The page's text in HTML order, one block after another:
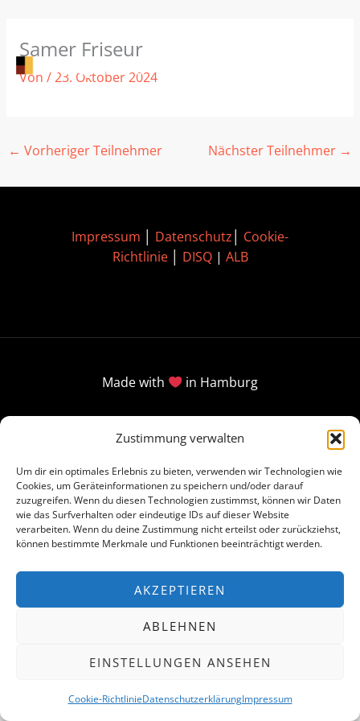
Zustimmung verwalten
Um dir ein optimales Erlebnis zu bieten, verwenden wir Technologien wie
Cookies, um Geräteinformationen zu speichern und/oder darauf
zuzugreifen. Wenn du diesen Technologien zustimmst, können wir Daten
wie das Surfverhalten oder eindeutige IDs auf dieser Website
verarbeiten. Wenn du deine Zustimmung nicht erteilst oder zurückziehst,
können bestimmte Merkmale und Funktionen beeinträchtigt werden.
AKZEPTIEREN
ABLEHNEN
EINSTELLUNGEN ANSEHEN
Cookie-RichtlinieDatenschutzerklärungImpressum
Inhalt
springen
Samer Friseur
Von /23. Oktober 2024
← Vorheriger Teilnehmer Nächster Teilnehmer →
Impressum Datenschutz
Cookie-
Richtlinie│ DISQ| ALB
Made with in Hamburg